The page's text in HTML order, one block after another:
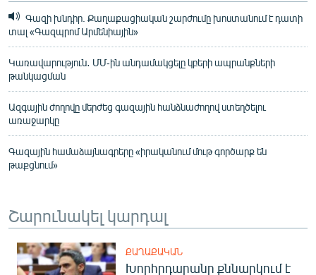
Գազի խնդիր. Քաղաքացիական շարժումը խոստանում է դատի
տալ «Գազպրոմ Արմենիային»
Կառավարություն․ ՄՄ-ին անդամակցելը կբերի ապրանքների
թանկացման
Ազգային ժողովը մերժեց գազային հանձնաժողով ստեղծելու
առաջարկը
Գազային համաձայնագրերը «իրականում մութ գործարք են
թաքցնում»
Շարունակել կարդալ
ՔԱՂԱՔԱԿԱՆ
Խորհրդարանը քննարկում է